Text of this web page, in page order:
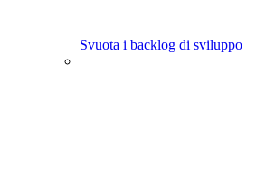
Svuota i backlog di sviluppo